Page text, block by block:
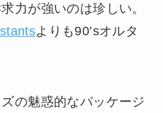
力が強いのは珍しい。
よりも90’sオルタ
の魅惑的なパッケージ